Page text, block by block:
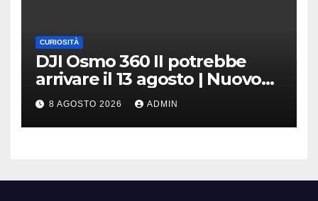
CURIOSITÀ
DJI Osmo 360 II potrebbe
arrivare il 13 agosto | Nuovo
teaser
8 AGOSTO 2026 ADMIN